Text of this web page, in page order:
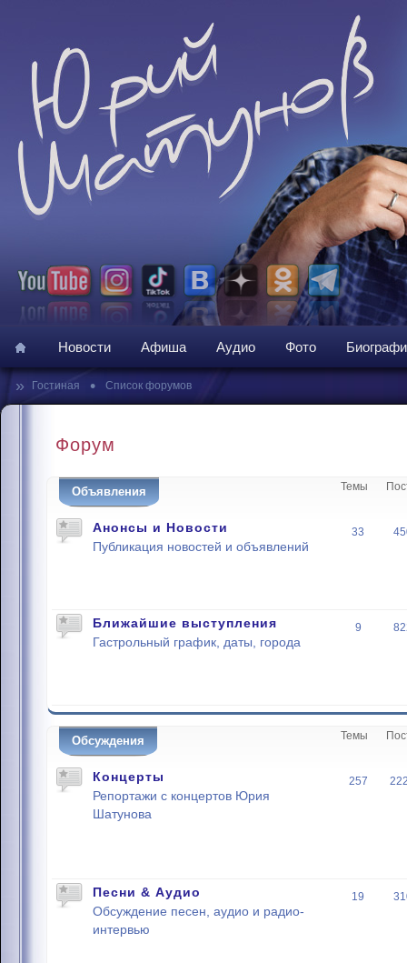
Новости Афиша Аудио Фото
» Гостиная • Список форумов
Форум
Объявления Темы
Анонсы и Новости
Публикация новостей и объявлений
33
Ближайшие выступления
Гастрольный график, даты, города
9
Обсуждения Темы
Концерты
Репортажи с концертов Юрия
Шатунова
257
Песни & Аудио
Обсуждение песен, аудио и радио-
интервью
19